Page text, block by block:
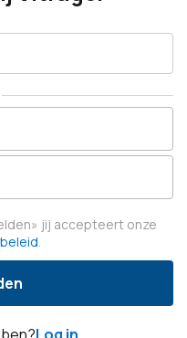
» jij accepteert onze
.